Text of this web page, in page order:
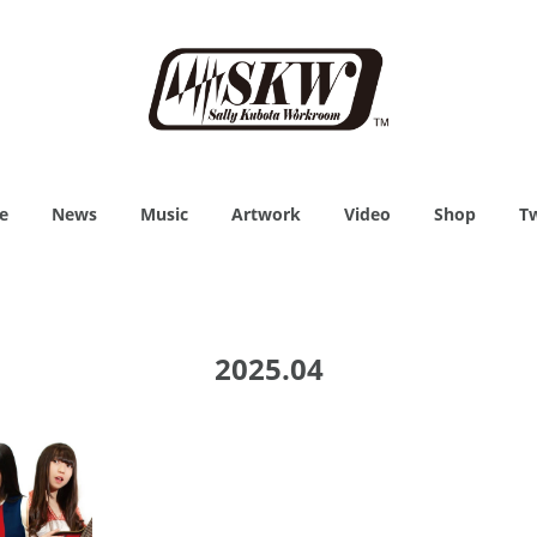
News Music Artwork Video Shop
2025.04